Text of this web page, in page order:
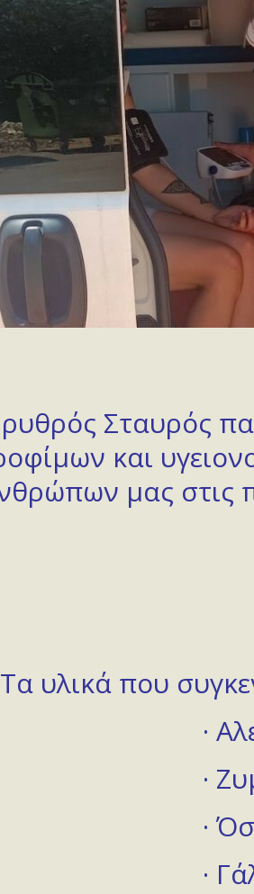
Σταυρός
και
μας στις
Τα υλικά που
·
·
·
·